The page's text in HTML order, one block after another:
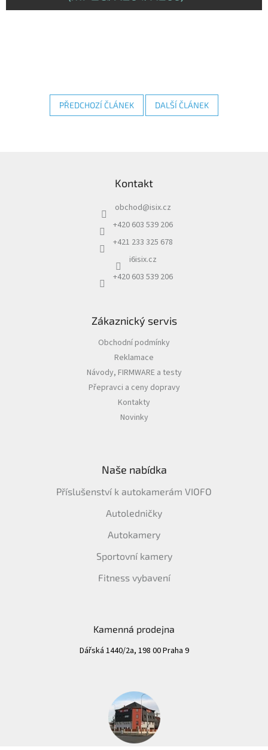
PŘEDCHOZÍ ČLÁNEK DALŠÍ ČLÁNEK
Kontakt
obchod@isix.cz
+420 603 539 206
+421 233 325 678
i6isix.cz
+420 603 539 206
Zákaznický servis
Obchodní podmínky
Reklamace
Návody, FIRMWARE a testy
Přepravci a ceny dopravy
Kontakty
Novinky
Naše nabídka
Příslušenství k autokamerám VIOFO
Autoledničky
Autokamery
Sportovní kamery
Fitness vybavení
Kamenná prodejna
Dářská 1440/2a, 198 00 Praha 9